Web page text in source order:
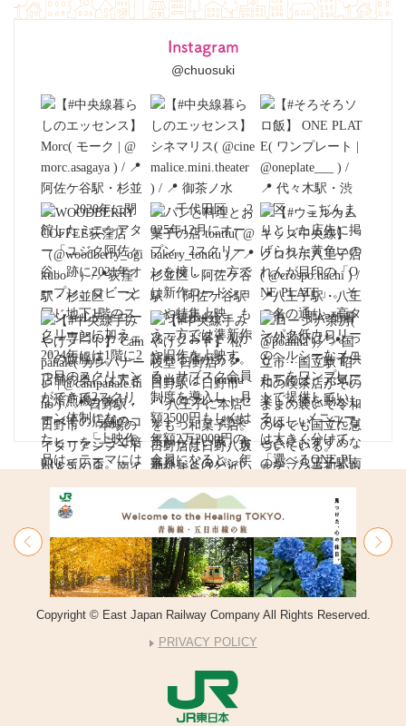
Instagram
@chuosuki
Copyright © East Japan Railway Company All Rights Reserved.
PRIVACY POLICY